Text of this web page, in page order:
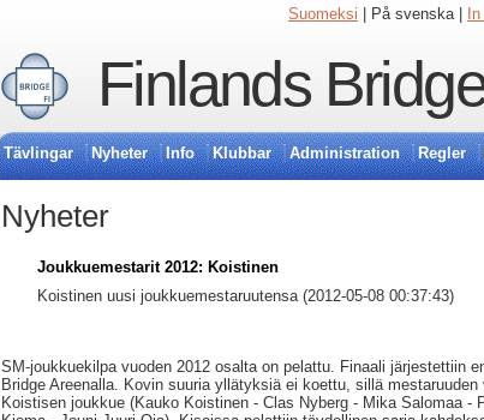
Suomeksi | På svenska |
Finlands
Tävlingar Nyheter Info Klubbar Administration Regler
Nyheter
Joukkuemestarit 2012: Koistinen
Koistinen uusi joukkuemestaruutensa (2012-05-08 00:37:43)
SM-joukkuekilpa vuoden 2012 osalta on pelattu. Finaali järjestettiin
Bridge Areenalla. Kovin suuria yllätyksiä ei koettu, sillä
Koistisen joukkue (Kauko Koistinen - Clas Nyberg - Mika Salomaa -